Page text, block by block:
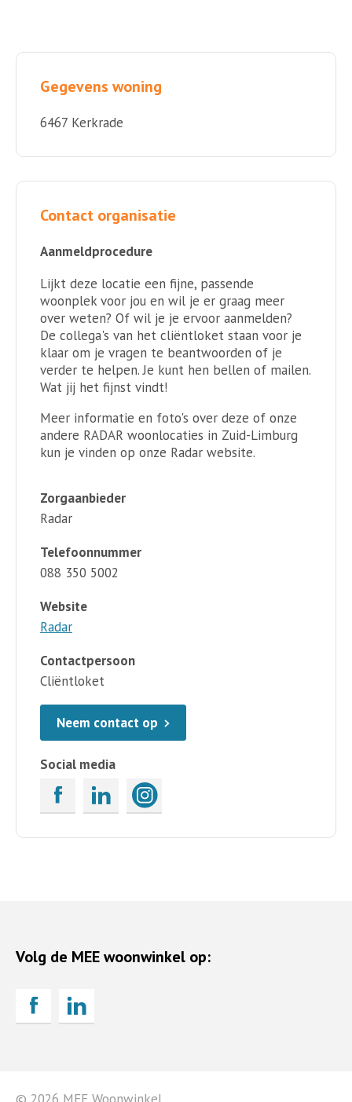
Gegevens woning
6467 Kerkrade
Contact organisatie
Aanmeldprocedure
Lijkt deze locatie een fijne, passende
woonplek voor jou en wil je er graag meer
over weten? Of wil je je ervoor aanmelden?
De collega's van het cliëntloket staan voor je
klaar om je vragen te beantwoorden of je
verder te helpen. Je kunt hen bellen of mailen.
Wat jij het fijnst vindt!
Meer informatie en foto's over deze of onze
andere RADAR woonlocaties in Zuid-Limburg
kun je vinden op onze Radar website.
Zorgaanbieder
Radar
Telefoonnummer
088 350 5002
Website
Radar
Contactpersoon
Cliëntloket
Neem contact op
Social media
Volg de MEE woonwinkel op: